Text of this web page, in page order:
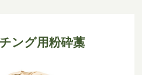
ング用粉砕藁